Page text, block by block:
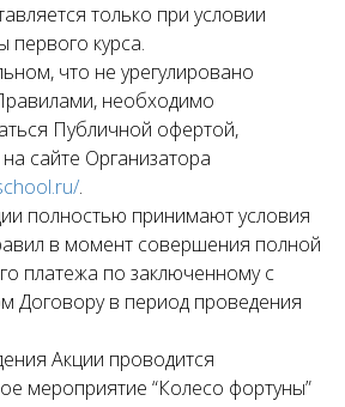
только при условии
первого курса.
что не урегулировано
необходимо
Публичной офертой,
сайте Организатора
.
полностью принимают условия
в момент совершения полной
платежа по заключенному с
Договору в период проведения
Акции проводится
мероприятие “Колесо фортуны”